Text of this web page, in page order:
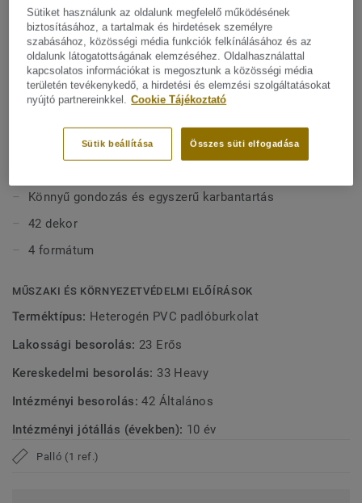
és 55 dekorok merevségét,eltávolodva a rugalmastól a
félmerev tulajdonság felé. A merevítés extra stabilitást ad
termékeinknek, és lehetőséget teremt arra, hogy meglévő
padlókra vagy kerámia járólapokra legyenek lerakva szoros
illesztésekkel (lásd afektetési útmutatót).
Mutasson többet
FŐBB JELLEMZŐK
Európában készül
Gyors fektetés
Könnyű gondozás és egyszerű karbantartás
42 dekor
4 formátum
MŰSZAKI ÉS KÖRNYEZETVÉDELMI ELŐÍRÁSOK
Terméktípus: Heterogén PVC padlóburkolat
Lakossági besorolás: 23 Erős
Kereskedelmi besorolás: 33 Heavy
Intézményi besorolás:42 Általános
Intézményi jótállás (években): 10 év
Palló (1 ref.)
Sütiket használunk az oldalunk megfelelő működésének
biztosításához, a tartalmak és hirdetések személyre
szabásához, közösségi média funkciók felkínálásához és az
oldalunk látogatottságának elemzéséhez. Oldalhasználattal
kapcsolatos információkat is megosztunk a közösségi média
területén tevékenykedő, a hirdetési és elemzési szolgáltatásokat
nyújtó partnereinkkel. Cookie Tájékoztató
Összes süti elfogadása
Sütik beállítása